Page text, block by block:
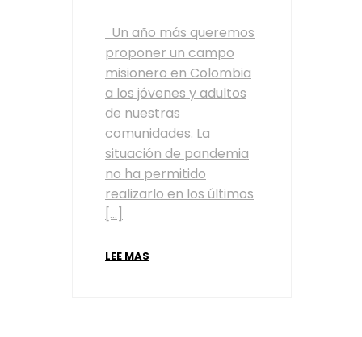
Un año más queremos
proponer un campo
misionero en Colombia
a los jóvenes y adultos
de nuestras
comunidades. La
situación de pandemia
no ha permitido
realizarlo en los últimos
[…]
LEE MAS